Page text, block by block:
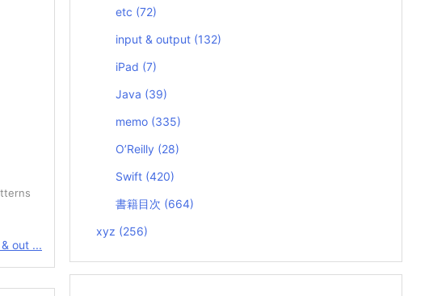
out ...
etc (72)
input & output (132)
iPad (7)
Java (39)
memo (335)
O’Reilly (28)
Swift (420)
書籍目次 (664)
xyz (256)